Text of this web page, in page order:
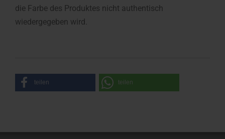
die Farbe des Produktes nicht authentisch
wiedergegeben wird.
teilen teilen